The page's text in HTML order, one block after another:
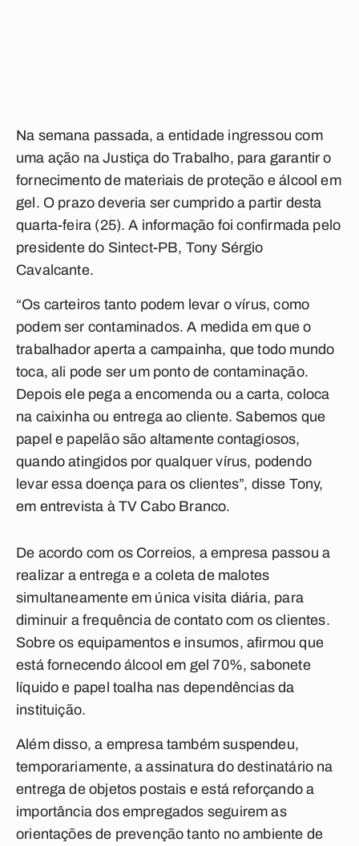
Na semana passada, a entidade ingressou com
uma ação na Justiça do Trabalho, para garantir o
fornecimento de materiais de proteção e álcool em
gel. O prazo deveria ser cumprido a partir desta
quarta-feira (25). A informação foi confirmada pelo
presidente do Sintect-PB, Tony Sérgio
Cavalcante.
“Os carteiros tanto podem levar o vírus, como
podem ser contaminados. A medida em que o
trabalhador aperta a campainha, que todo mundo
toca, ali pode ser um ponto de contaminação.
Depois ele pega a encomenda ou a carta, coloca
na caixinha ou entrega ao cliente. Sabemos que
papel e papelão são altamente contagiosos,
quando atingidos por qualquer vírus, podendo
levar essa doença para os clientes”, disse Tony,
em entrevista à TV Cabo Branco.
De acordo com os Correios, a empresa passou a
realizar a entrega e a coleta de malotes
simultaneamente em única visita diária, para
diminuir a frequência de contato com os clientes.
Sobre os equipamentos e insumos, afirmou que
está fornecendo álcool em gel 70%, sabonete
líquido e papel toalha nas dependências da
instituição.
Além disso, a empresa também suspendeu,
temporariamente, a assinatura do destinatário na
entrega de objetos postais e está reforçando a
importância dos empregados seguirem as
orientações de prevenção tanto no ambiente de